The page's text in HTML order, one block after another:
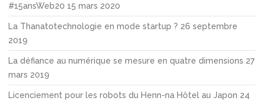
#15ansWeb20 15 mars 2020
La Thanatotechnologie en mode startup ? 26 septembre
2019
La défiance au numérique se mesure en quatre dimensions 27
mars 2019
Licenciement pour les robots du Henn-na Hôtel au Japon 24